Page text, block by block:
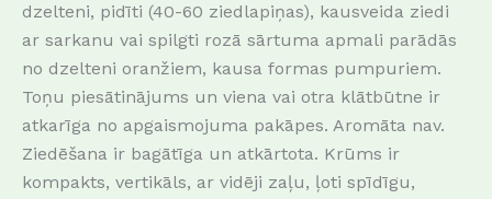
dzelteni, pidīti (40-60 ziedlapiņas), kausveida ziedi
ar sarkanu vai spilgti rozā sārtuma apmali parādās
no dzelteni oranžiem, kausa formas pumpuriem.
Toņu piesātinājums un viena vai otra klātbūtne ir
atkarīga no apgaismojuma pakāpes. Aromāta nav.
Ziedēšana ir bagātīga un atkārtota. Krūms ir
kompakts, vertikāls, ar vidēji zaļu, ļoti spīdīgu,